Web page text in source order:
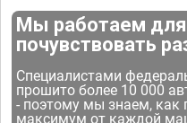
Мы работаем
почувствовать
Специалистами
прошито более 10 000
- поэтому мы знаем, как
максимум от каждой